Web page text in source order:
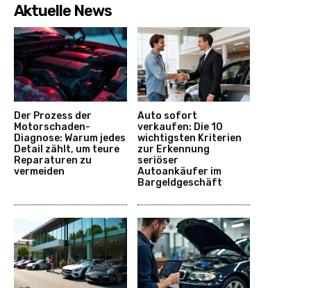
Aktuelle News
Der Prozess der
Motorschaden-
Diagnose: Warum jedes
Detail zählt, um teure
Reparaturen zu
vermeiden
Auto sofort
verkaufen: Die 10
wichtigsten Kriterien
zur Erkennung
seriöser
Autoankäufer im
Bargeldgeschäft